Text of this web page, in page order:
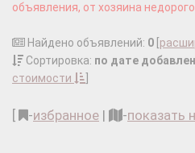
объявления, от хозяина
Найдено объявлений: 0
Сортировка: по дате
стоимости
-избранное | -показать